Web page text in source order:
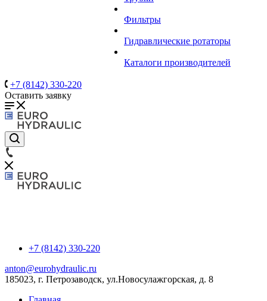
Фильтры
Гидравлические ротаторы
Каталоги производителей
+7 (8142) 330-220
Оставить заявку
+7 (8142) 330-220
anton@eurohydraulic.ru
185023, г. Петрозаводск, ул.Новосулажгорская, д. 8